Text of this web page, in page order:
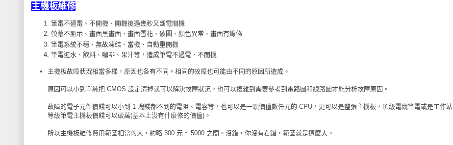
主機板維修
筆電不過電、不開機、開機後過幾秒又斷電關機
螢幕不顯示、畫面黑畫面、畫面雪花、破圖、顏色異常、畫面有線條
筆電系統不穩、無故凍結、當機、自動重開機
筆電進水、飲料、咖啡、果汁等，造成筆電不過電、不開機
主機板故障狀況相當多樣，原因也各有不同。相同的故障也可能由不同的原因所造成。
原因可以小到單純把 CMOS 設定清掉就可以解決故障狀況，也可以複雜到需要參考到電路圖和線路圖才能分析故障原因。
故障的電子元件價錢可以小到 1 塊錢都不到的電阻、電容等，也可以是一顆價值數仟元的 CPU，更可以是整張主機板，頂級電競筆電或是工作站
等級筆電主機板價錢可以破萬(基本上沒有什麼修的價值)。
所以主機板維修費用範圍相當的大，約略 300 元 ~ 5000 之間。沒錯，你沒有看錯，範圍就是這麼大。